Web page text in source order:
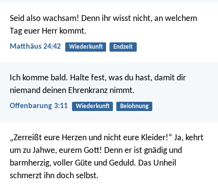
Seid also wachsam! Denn ihr wisst nicht, an welchem
Tag euer Herr kommt.
Matthäus 24:42 Wiederkunft Endzeit
Ich komme bald. Halte fest, was du hast, damit dir
niemand deinen Ehrenkranz nimmt.
Offenbarung 3:11 Wiederkunft Belohnung
„Zerreißt eure Herzen und nicht eure Kleider!“ Ja, kehrt
um zu Jahwe, eurem Gott! Denn er ist gnädig und
barmherzig, voller Güte und Geduld. Das Unheil
schmerzt ihn doch selbst.